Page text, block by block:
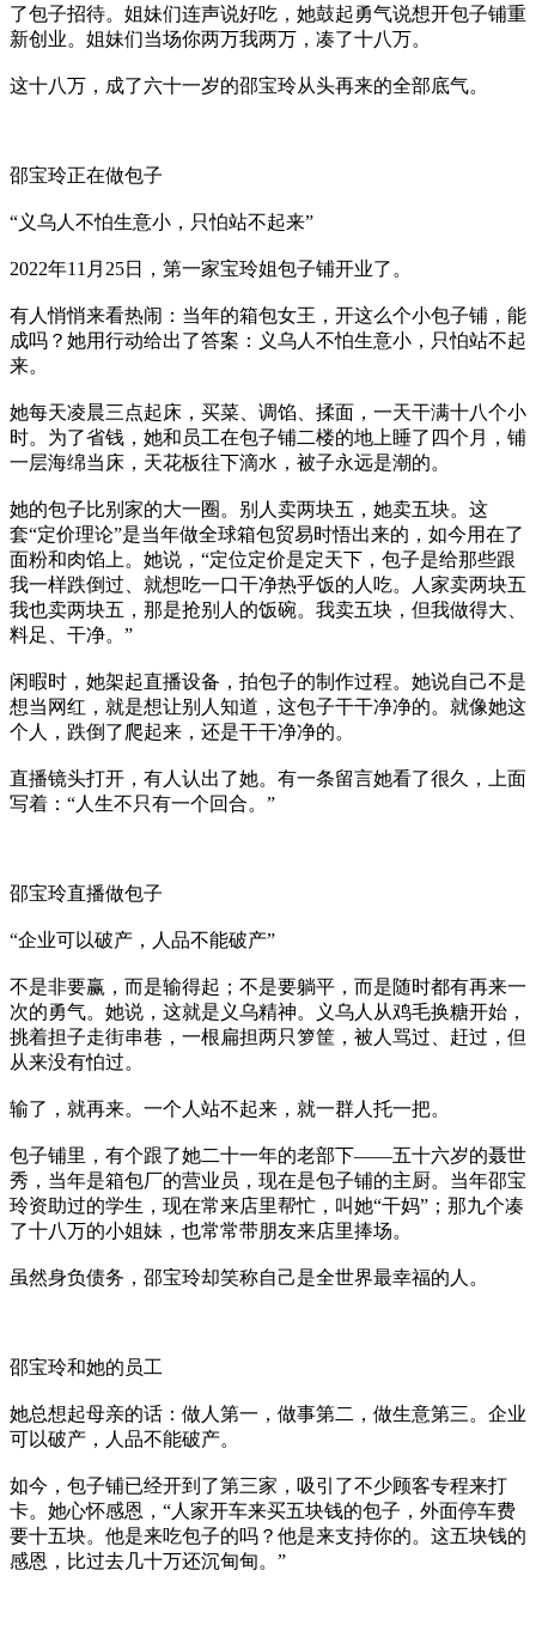
了包子招待。姐妹们连声说好吃，她鼓起勇气说想开包子铺重
新创业。姐妹们当场你两万我两万，凑了十八万。
这十八万，成了六十一岁的邵宝玲从头再来的全部底气。
邵宝玲正在做包子
“义乌人不怕生意小，只怕站不起来”
2022年11月25日，第一家宝玲姐包子铺开业了。
有人悄悄来看热闹：当年的箱包女王，开这么个小包子铺，能
成吗？她用行动给出了答案：义乌人不怕生意小，只怕站不起
来。
她每天凌晨三点起床，买菜、调馅、揉面，一天干满十八个小
时。为了省钱，她和员工在包子铺二楼的地上睡了四个月，铺
一层海绵当床，天花板往下滴水，被子永远是潮的。
她的包子比别家的大一圈。别人卖两块五，她卖五块。这
套“定价理论”是当年做全球箱包贸易时悟出来的，如今用在了
面粉和肉馅上。她说，“定位定价是定天下，包子是给那些跟
我一样跌倒过、就想吃一口干净热乎饭的人吃。人家卖两块五
我也卖两块五，那是抢别人的饭碗。我卖五块，但我做得大、
料足、干净。”
闲暇时，她架起直播设备，拍包子的制作过程。她说自己不是
想当网红，就是想让别人知道，这包子干干净净的。就像她这
个人，跌倒了爬起来，还是干干净净的。
直播镜头打开，有人认出了她。有一条留言她看了很久，上面
写着：“人生不只有一个回合。”
邵宝玲直播做包子
“企业可以破产，人品不能破产”
不是非要赢，而是输得起；不是要躺平，而是随时都有再来一
次的勇气。她说，这就是义乌精神。义乌人从鸡毛换糖开始，
挑着担子走街串巷，一根扁担两只箩筐，被人骂过、赶过，但
从来没有怕过。
输了，就再来。一个人站不起来，就一群人托一把。
包子铺里，有个跟了她二十一年的老部下——五十六岁的聂世
秀，当年是箱包厂的营业员，现在是包子铺的主厨。当年邵宝
玲资助过的学生，现在常来店里帮忙，叫她“干妈”；那九个凑
了十八万的小姐妹，也常常带朋友来店里捧场。
虽然身负债务，邵宝玲却笑称自己是全世界最幸福的人。
邵宝玲和她的员工
她总想起母亲的话：做人第一，做事第二，做生意第三。企业
可以破产，人品不能破产。
如今，包子铺已经开到了第三家，吸引了不少顾客专程来打
卡。她心怀感恩，“人家开车来买五块钱的包子，外面停车费
要十五块。他是来吃包子的吗？他是来支持你的。这五块钱的
感恩，比过去几十万还沉甸甸。”